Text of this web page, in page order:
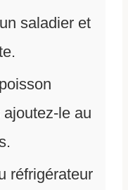
saladier et
le au
réfrigérateur